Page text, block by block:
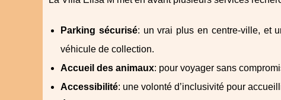
Parking sécurisé: un vrai plus en centre-ville, et
véhicule de collection.
Accueil des animaux: pour voyager sans
Accessibilité: une volonté d’inclusivité pour